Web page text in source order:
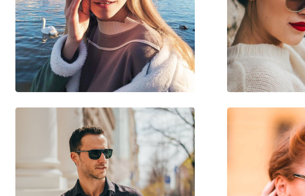
Bügellänge:
135 mm
Stegbreite:
17 mm
Gewicht:
100 g
Verstellbare Nasenpads:
Ja
Accessories
Etui:
Ja
Herren
Sonnenbrillen
Marke:
Arnette
Verwendung:
Mode